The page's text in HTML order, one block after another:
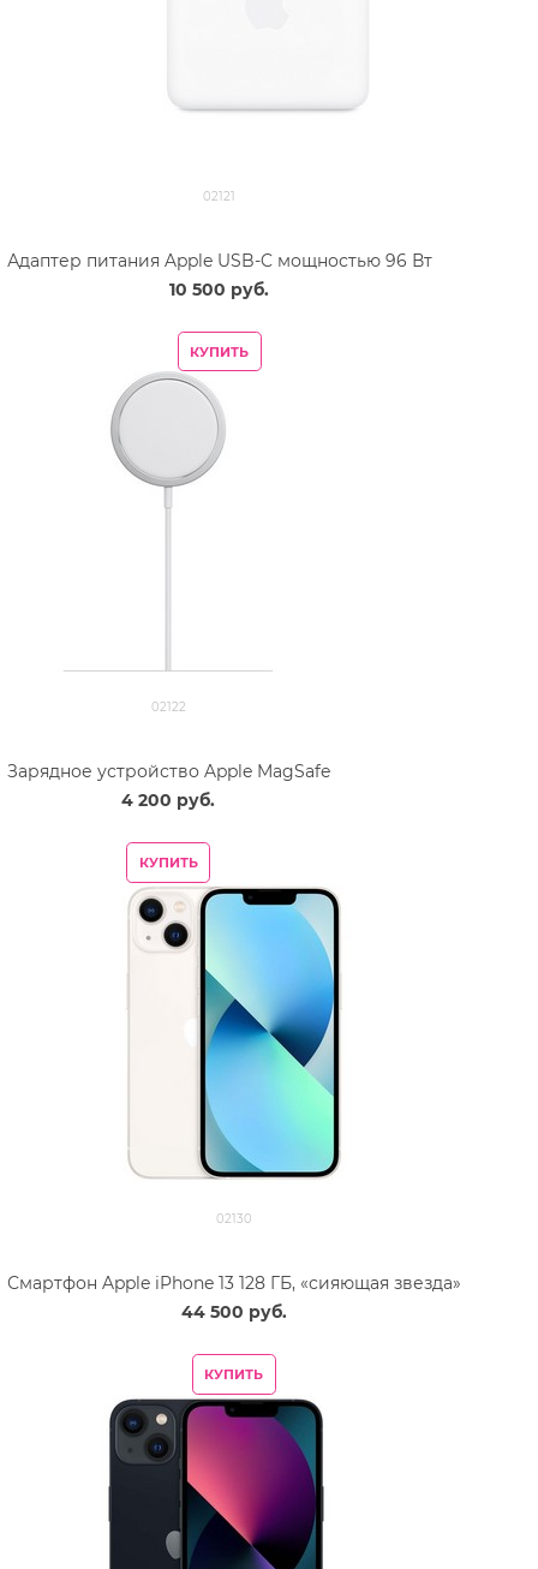
02121
Адаптер питания Apple USB-C мощностью 96 Вт
10 500 руб.
КУПИТЬ
02122
Зарядное устройство Apple MagSafe
4 200 руб.
КУПИТЬ
02130
Смартфон Apple iPhone 13 128 ГБ, «сияющая звезда»
44 500 руб.
КУПИТЬ